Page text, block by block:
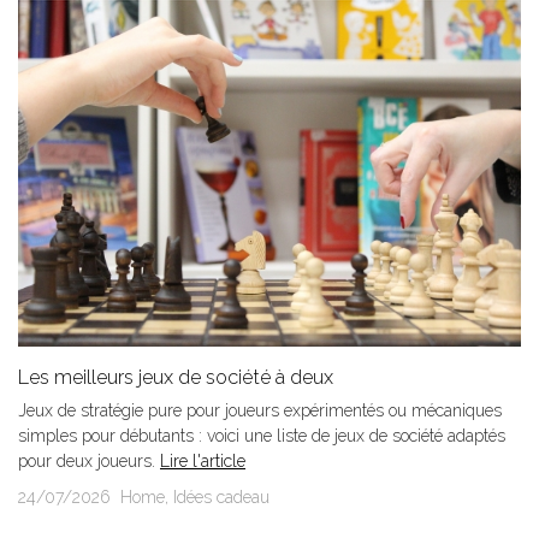
Les meilleurs jeux de société à deux
Jeux de stratégie pure pour joueurs expérimentés ou mécaniques
simples pour débutants : voici une liste de jeux de société adaptés
pour deux joueurs. Lire l'article
24/07/2026
Home Idées cadeau